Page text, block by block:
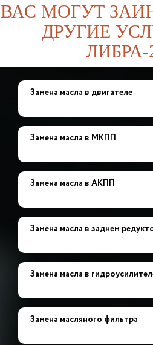
ВАС МОГУТ
ДРУГИЕ
ЛИБРА-
Замена масла в двигателе
Замена масла в МКПП
Замена масла в АКПП
Замена масла в заднем
Замена масла в
Замена масляного фильтра